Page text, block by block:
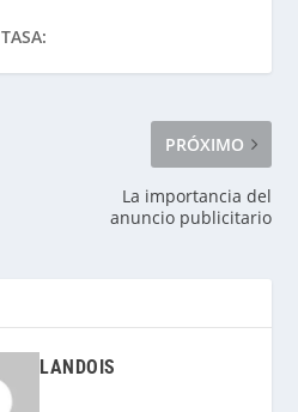
TASA:
PRÓXIMO
La importancia del
anuncio publicitario
LANDOIS